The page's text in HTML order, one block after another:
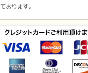
ております。